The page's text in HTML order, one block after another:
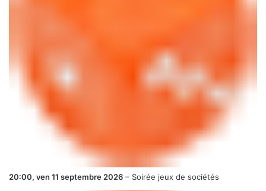
20:00, ven 11 septembre 2026 – Soirée jeux de sociétés